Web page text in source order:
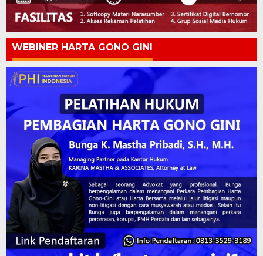
WEBINER HARTA GONO GINI